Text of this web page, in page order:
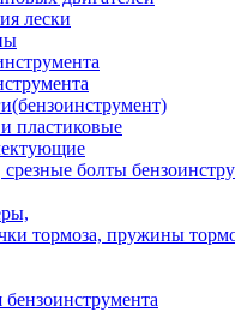
лески
пластиковые
болты
тормоза, пружины